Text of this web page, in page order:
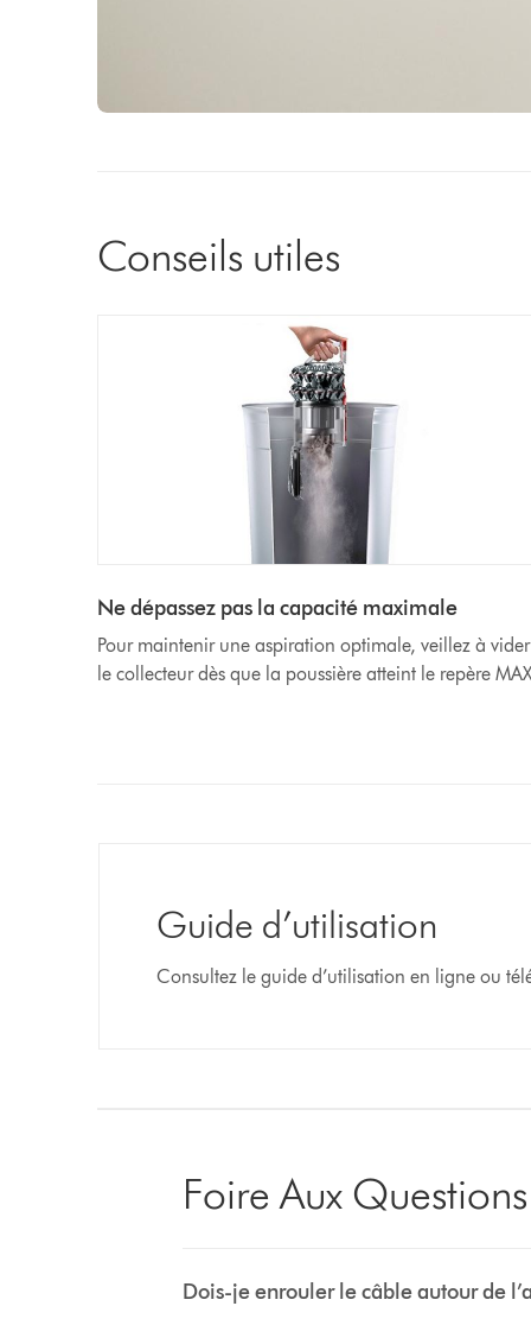
Conseils utiles
Ne dépassez pas la capacité maximale
Pour maintenir une aspiration optimale, veillez à vider
le collecteur dès que la poussière atteint le repère
Guide d’utilisation
Consultez le guide d’utilisation en ligne ou
Foire Aux Questions
Dois-je enrouler le câble autour de